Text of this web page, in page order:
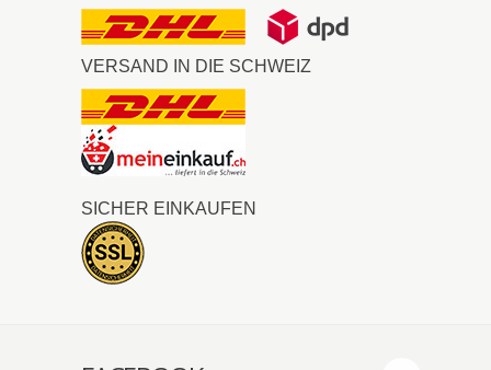
VERSAND IN DIE SCHWEIZ
SICHER EINKAUFEN